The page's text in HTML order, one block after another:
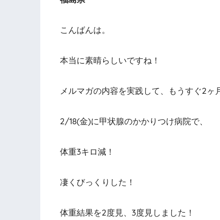
こんばんは。
本当に素晴らしいですね！
メルマガの内容を実践して、もうすぐ2ヶ
2/18(金)に甲状腺のかかりつけ病院で、
体重3キロ減！
凄くびっくりした！
体重結果を2度見、3度見しました！